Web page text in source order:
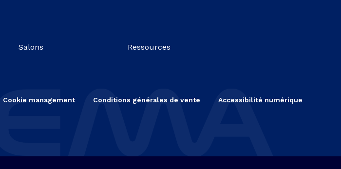
Salons Ressources
Cookie management Conditions générales de vente Accessibilité numérique